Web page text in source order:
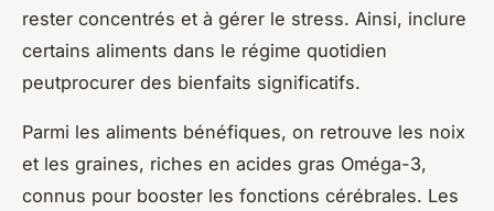
rester concentrés et à gérer le stress. Ainsi, inclure
certains aliments dans le régime quotidien
peutprocurer des bienfaits significatifs.
Parmi les aliments bénéfiques, on retrouve les noix
et les graines, riches en acides gras Oméga-3,
connus pour booster les fonctions cérébrales. Les